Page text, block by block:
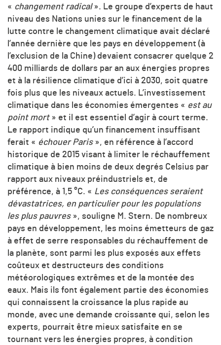
« changement radical». Le groupe d’experts de haut
niveau des Nations unies sur le financement de la
lutte contre le changement climatique avait déclaré
l’année dernière que les pays en développement (à
l’exclusion de la Chine) devaient consacrer quelque 2
400 milliards de dollars par an aux énergies propres
et à la résilience climatique d’ici à 2030, soit quatre
fois plus que les niveaux actuels. L’investissement
climatique dans les économies émergentes « est au
point mort» et il est essentiel d’agir à court terme.
Le rapport indique qu’un financement insuffisant
ferait « échouer Paris», en référence à l’accord
historique de 2015 visant à limiter le réchauffement
climatique à bien moins de deux degrés Celsius par
rapport aux niveaux préindustriels et, de
préférence, à 1,5 °C. « Les conséquences seraient
dévastatrices, en particulier pour les populations
les plus pauvres», souligne M. Stern. De nombreux
pays en développement, les moins émetteurs de gaz
à effet de serre responsables du réchauffement de
la planète, sont parmi les plus exposés aux effets
coûteux et destructeurs des conditions
météorologiques extrêmes et de la montée des
eaux. Mais ils font également partie des économies
qui connaissent la croissance la plus rapide au
monde, avec une demande croissante qui, selon les
experts, pourrait être mieux satisfaite en se
tournant vers les énergies propres, à condition